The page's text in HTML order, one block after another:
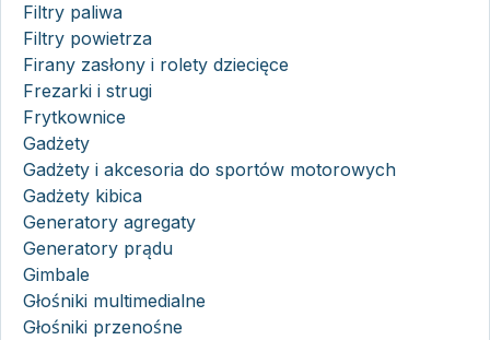
Filtry paliwa
Filtry powietrza
Firany zasłony i rolety dziecięce
Frezarki i strugi
Frytkownice
Gadżety
Gadżety i akcesoria do sportów motorowych
Gadżety kibica
Generatory agregaty
Generatory prądu
Gimbale
Głośniki multimedialne
Głośniki przenośne